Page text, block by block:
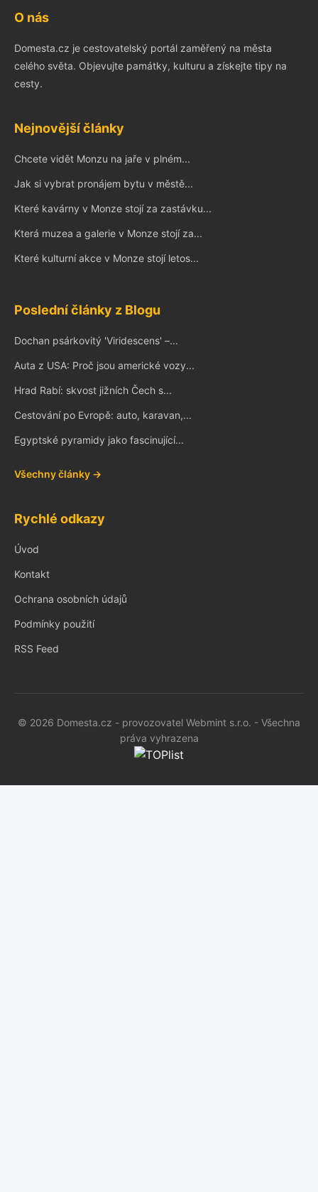
O nás
Domesta.cz je cestovatelský portál zaměřený na města
celého světa. Objevujte památky, kulturu a získejte tipy na
cesty.
Nejnovější články
Chcete vidět Monzu na jaře v plném...
Jak si vybrat pronájem bytu v městě...
Které kavárny v Monze stojí za zastávku...
Která muzea a galerie v Monze stojí za...
Které kulturní akce v Monze stojí letos...
Poslední články z Blogu
Dochan psárkovitý 'Viridescens' –...
Auta z USA: Proč jsou americké vozy...
Hrad Rabí: skvost jižních Čech s...
Cestování po Evropě: auto, karavan,...
Egyptské pyramidy jako fascinující...
Všechny články →
Rychlé odkazy
Úvod
Kontakt
Ochrana osobních údajů
Podmínky použití
RSS Feed
© 2026 Domesta.cz - provozovatel Webmint s.r.o. - Všechna
práva vyhrazena